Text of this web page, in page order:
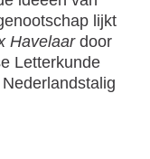
lijkt
Havelaardoor
Letterkunde